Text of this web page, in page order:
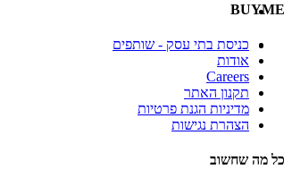
BUYME
כניסת בתי עסק - שותפים
אודות
Careers
תקנון האתר
מדיניות הגנת פרטיות
הצהרת נגישות
כל מה שחשוב